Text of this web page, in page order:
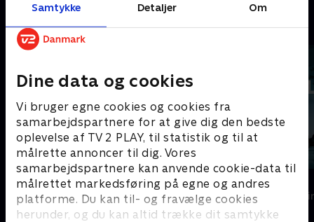
Samtykke Detaljer Om
Dine data og cookies
Vi bruger egne cookies og cookies fra
samarbejdspartnere for at give dig den bedste
oplevelse af TV 2 PLAY, til statistik og til at
målrette annoncer til dig. Vores
samarbejdspartnere kan anvende cookie-data til
målrettet markedsføring på egne og andres
platforme. Du kan til- og fravælge cookies
herunder, og du kan altid trække dit samtykke
Andre så også
Den røde enke
Krimi & Spænding • 3 sæsoner
Konflikt
Krimi &